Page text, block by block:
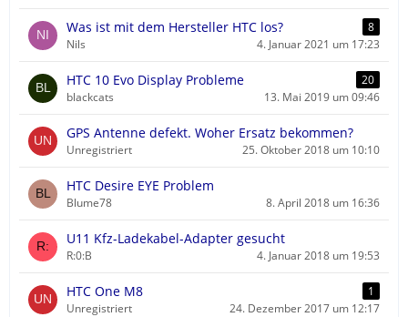
Was ist mit dem Hersteller HTC los?
8
Nils
4. Januar 2021 um 17:23
HTC 10 Evo Display Probleme
20
blackcats
13. Mai 2019 um 09:46
GPS Antenne defekt. Woher Ersatz bekommen?
Unregistriert 25. Oktober 2018 um 10:10
HTC Desire EYE Problem
Blume78 8. April 2018 um 16:36
U11 Kfz-Ladekabel-Adapter gesucht
R:0:B 4. Januar 2018 um 19:53
HTC One M8
1
Unregistriert
24. Dezember 2017 um 12:17